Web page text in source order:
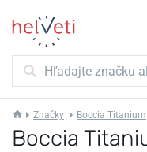
Značky Boccia Titanium
Boccia